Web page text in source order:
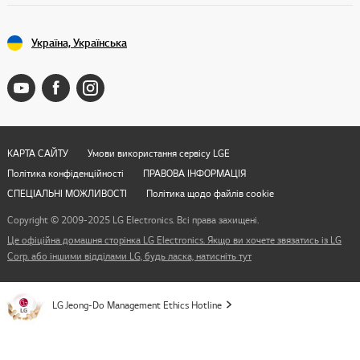
Україна, Українська
КАРТА САЙТУ
Умови використання сервісу LGE
Політика конфіденційності
ПРАВОВА ІНФОРМАЦІЯ
СПЕЦІАЛЬНІ МОЖЛИВОСТІ
Політика щодо файлів cookie
Copyright © 2009-2025 LG Electronics. Всі права захищені.
Це офіційна домашня сторінка LG Electronics. Якщо ви хочете звязатись із LG
Corp. або іншими відділами LG, будь ласка, натисніть тут
LG Jeong-Do Management Ethics Hotline